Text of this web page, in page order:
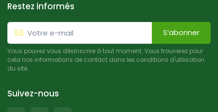
Restez informés
S’abonner
Vous pouvez vous désinscrire à tout moment. Vous trouverez pour
cela nos informations de contact dans les conditions d'utilisation
du site.
Suivez-nous